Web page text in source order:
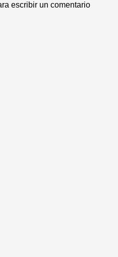
escribir un comentario